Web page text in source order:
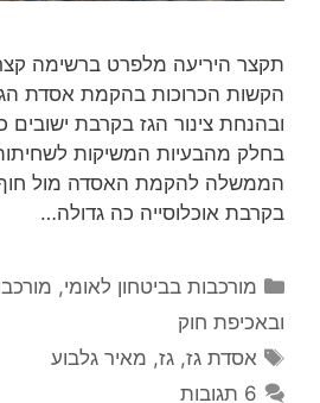
תקצר היריעה מלפרט ברשימה
הקשות הכרוכות בהקמת אסדת
ובהנחת צינור הגז בקרבת
בחלק מהבעיות המשיקות
הממשלה להקמת האסדה מול חוף
בקרבת אוכלוסייה כה גדולה…
קטגוריות
מורכבות בביטחון לאומי,
ובאכיפת חוק
תגיות
אסדת גז,גז, מאיר גלבוע
6 תגובות